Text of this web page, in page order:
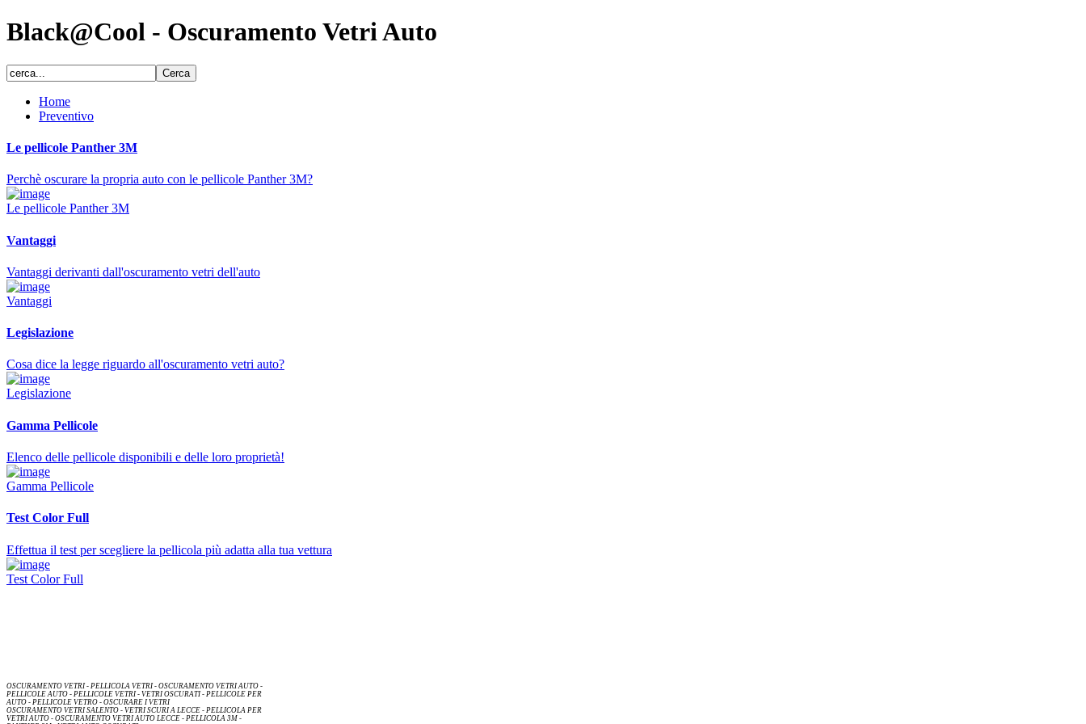
Black@Cool - Oscuramento Vetri Auto
Home
Preventivo
Le pellicole Panther 3M
Perchè oscurare la propria auto con le pellicole Panther 3M?
Le pellicole Panther 3M
Vantaggi
Vantaggi derivanti dall'oscuramento vetri dell'auto
Vantaggi
Legislazione
Cosa dice la legge riguardo all'oscuramento vetri auto?
Legislazione
Gamma Pellicole
Elenco delle pellicole disponibili e delle loro proprietà!
Gamma Pellicole
Test Color Full
Effettua il test per scegliere la pellicola più adatta alla tua vettura
Test Color Full
OSCURAMENTO VETRI - PELLICOLA VETRI - OSCURAMENTO VETRI AUTO -
PELLICOLE AUTO - PELLICOLE VETRI - VETRI OSCURATI - PELLICOLE PER
AUTO - PELLICOLE VETRO - OSCURARE I VETRI
OSCURAMENTO VETRI SALENTO - VETRI SCURI A LECCE - PELLICOLA PER
VETRI AUTO - OSCURAMENTO VETRI AUTO LECCE - PELLICOLA 3M -